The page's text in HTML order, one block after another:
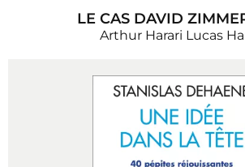
LE CAS DAVID
Arthur Harari Lucas